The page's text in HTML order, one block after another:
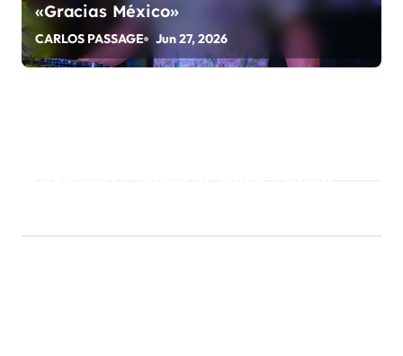
«Gracias México»
CARLOS PASSAGE Jun 27, 2026